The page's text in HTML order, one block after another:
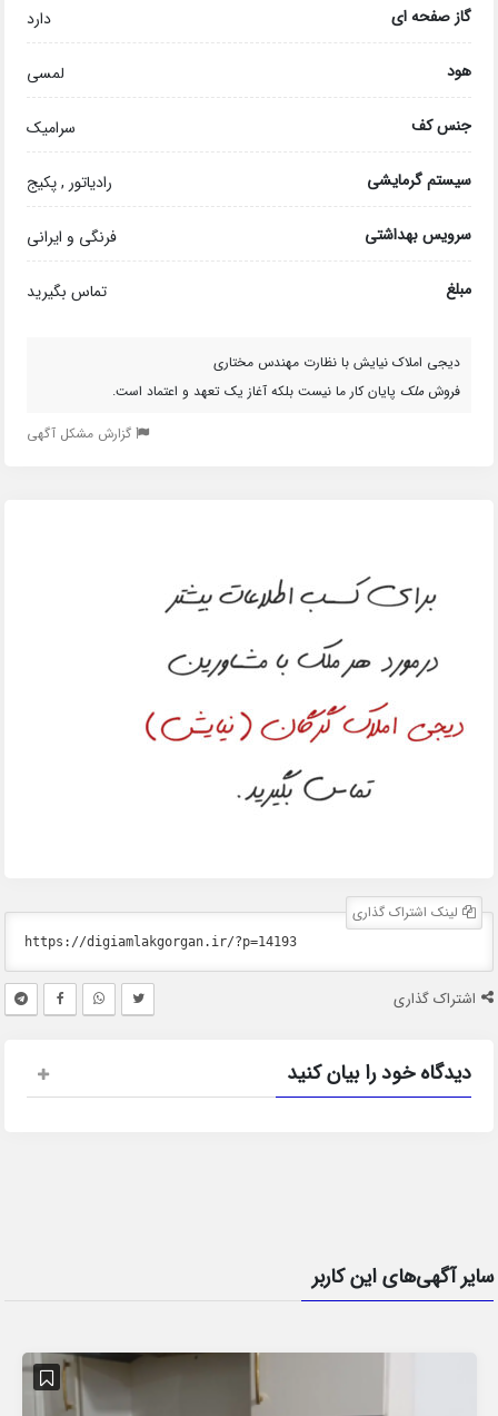
گاز صفحه ای دارد
هود لمسی
جنس کف سرامیک
سیستم گرمایشی رادیاتور , پکیج
سرویس بهداشتی فرنگی و ایرانی
مبلغ تماس بگیرید
دیجی املاک نیایش با نظارت مهندس مختاری
فروشملک پایان کار ما نیست بلکه آغاز یک تعهد و اعتماد است.
گزارش مشکل آگهی
لینک اشتراک گذاری
اشتراک گذاری
دیدگاه خود را بیان کنید
سایر آگهی‌های این کاربر